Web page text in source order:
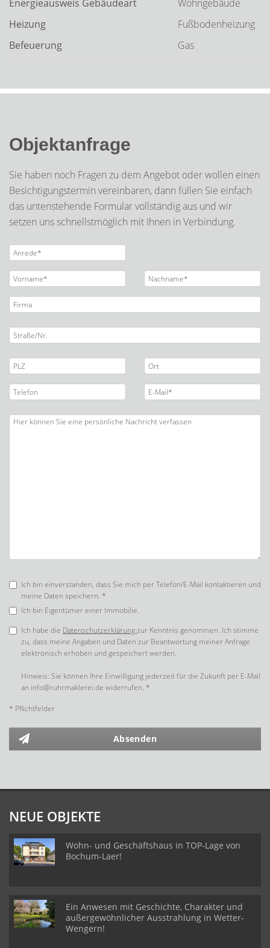
Energieausweis Gebäudeart
Wohngebäude
Heizung
Fußbodenheizung
Befeuerung
Gas
Objektanfrage
Sie haben noch Fragen zu dem Angebot oder wollen einen
Besichtigungstermin vereinbaren, dann füllen Sie einfach
das untenstehende Formular vollständig aus und wir
setzen uns schnellstmöglich mit Ihnen in Verbindung.
Ich bin einverstanden, dass Sie mich per Telefon/E-Mail kontaktieren und
meine Daten speichern. *
Ich bin Eigentümer einer Immobilie.
Ich habe die Datenschutzerklärungzur Kenntnis genommen. Ich stimme
zu, dass meine Angaben und Daten zur Beantwortung meiner Anfrage
elektronisch erhoben und gespeichert werden.
Hinweis: Sie können Ihre Einwilligung jederzeit für die Zukunft per E-Mail
an info@ruhrmaklerei.de widerrufen. *
* Pflichtfelder
Absenden
NEUE OBJEKTE
Wohn- und Geschäftshaus in TOP-Lage von
Bochum-Laer!
Ein Anwesen mit Geschichte, Charakter und
außergewöhnlicher Ausstrahlung in Wetter-
Wengern!